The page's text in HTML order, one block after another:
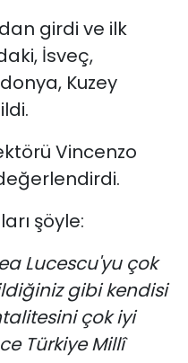
girdi ve ilk
İsveç,
Kuzey
Vincenzo
şöyle:
Lucescu'yu çok
gibi kendisi
çok iyi
Türkiye Millî